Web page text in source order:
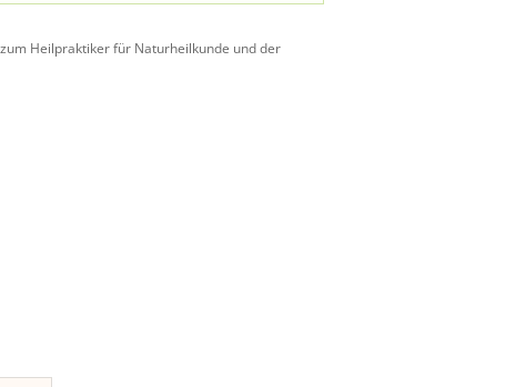
Heilpraktiker für Naturheilkunde und der